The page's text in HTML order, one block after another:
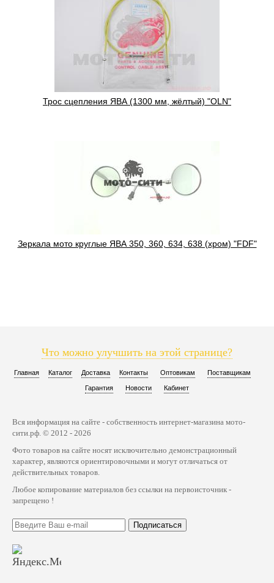
Трос сцепления ЯВА (1300 мм, жёлтый) "OLN"
Зеркала мото круглые ЯВА 350, 360, 634, 638 (хром) "FDF"
Что можно улучшить на этой странице?
Главная Каталог Доставка Контакты Оптовикам Поставщикам
Гарантия Новости Кабинет
Вся информация на сайте - собственность интернет-магазина мото-
сити.рф. © 2012 - 2026
Фото товаров на сайте носят исключительно демонстрационный
характер, являются ориентировочными и могут отличаться от
действительных товаров.
Любое копирование материалов без ссылки на первоисточник -
запрещено !